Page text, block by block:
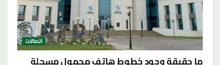
اتصالات
ما حقيقة وجود خطوط هاتف محمول مسجلة